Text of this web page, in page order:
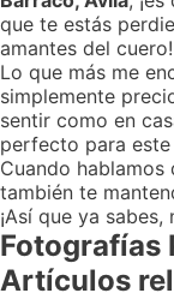
que te estás
amantes del cuero!
Lo que más me
simplemente
sentir como en
perfecto para
Cuando
también te
¡Así que ya
Fotografías
Artículos